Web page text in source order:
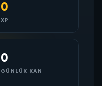
0
XP
0
GÜNLÜK KAN